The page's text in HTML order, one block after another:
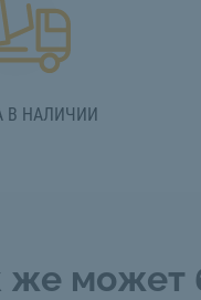
В НАЛИЧИИ
же может